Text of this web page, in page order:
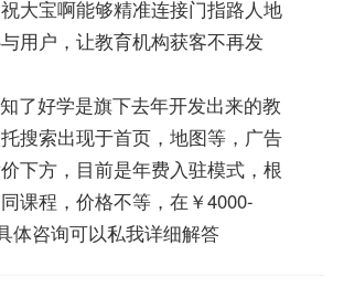
大宝啊能够精准连接门指路人地
用户，让教育机构获客不再发
知了好学是旗下去年开发出来的教
搜索出现于首页，地图等，广告
下方，目前是年费入驻模式，根
课程，价格不等，在￥4000-
体咨询可以私我详细解答